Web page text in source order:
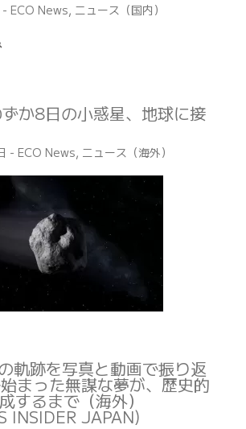
- ECO News, ニュース（国内）
か8日の小惑星、地球に接
- ECO News, ニュース（海外）
軌跡を写真と動画で振り返
まった無謀な夢が、歴史的
するまで（海外）
INSIDER JAPAN)